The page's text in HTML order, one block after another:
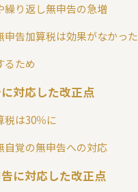
繰り返し無申告の急増
申告加算税は効果がなかった
るため
対応した改正点
税は30％に
自覚の無申告への対応
に対応した改正点